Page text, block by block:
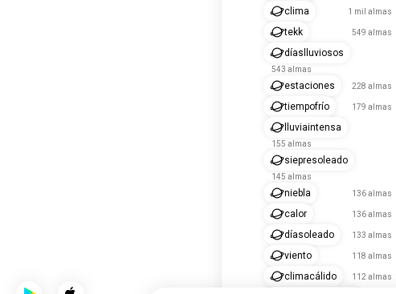
clima 1 mil almas
tekk 549 almas
díaslluviosos
543 almas
estaciones 228 almas
tiempofrío 179 almas
lluviaintensa
155 almas
siepresoleado
145 almas
niebla 136 almas
calor 136 almas
díasoleado 133 almas
viento 118 almas
climacálido 112 almas